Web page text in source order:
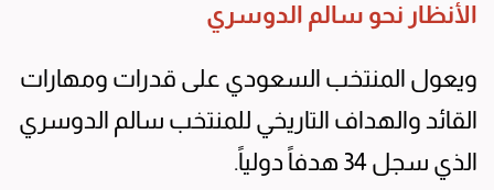
الأنظار نحو سالم الدوسري
ويعول المنتخب السعودي على قدرات ومهارات
القائد والهداف التاريخي للمنتخب سالم الدوسري
الذي سجل 34 هدفاً دولياً.